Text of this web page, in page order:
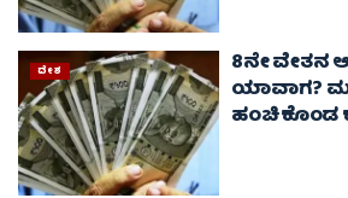
ದೇಶ 8ನೇ ವೇತನ
ಯಾವಾಗ?
ಹಂಚಿಕೊಂಡ